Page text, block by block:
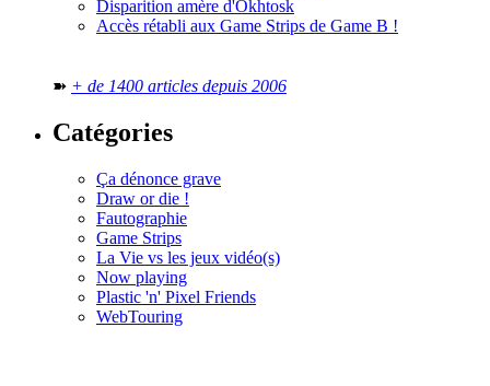
Disparition amère d'Okhtosk
Accès rétabli aux Game Strips de Game B !
➽ + de 1400 articles depuis 2006
Catégories
Ça dénonce grave
Draw or die !
Fautographie
Game Strips
La Vie vs les jeux vidéo(s)
Now playing
Plastic 'n' Pixel Friends
WebTouring